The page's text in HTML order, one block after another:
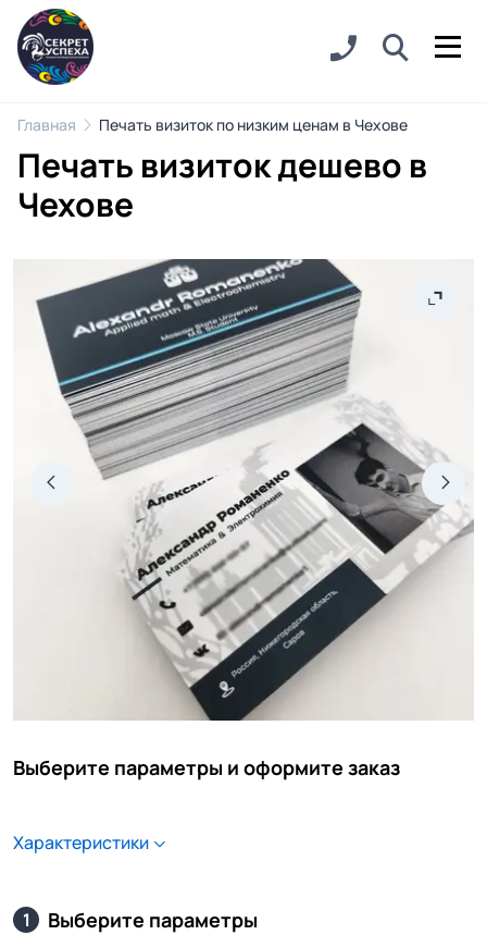
Главная Печать визиток по низким ценам в Чехове
Печать визиток дешево в
Чехове
Выберите параметры и оформите заказ
Характеристики
1 Выберите параметры